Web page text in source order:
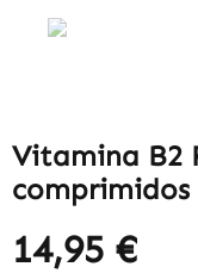
Vitamina B2
comprimidos
14,95 €